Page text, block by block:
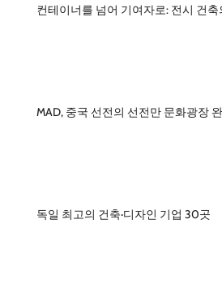
컨테이너를 넘어 기여자로: 전시 건
MAD, 중국 선전의 선전만 문화광장
독일 최고의 건축·디자인 기업 30곳